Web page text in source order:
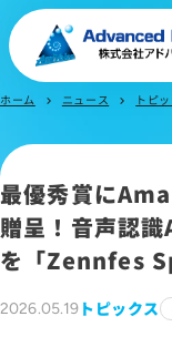
よくあるご質問
お問い合わせ
サイトマップ
サイトのご利用につ
ソーシャルメディア
ホーム chevron_right ニュース chevron_right トピ
最優秀賞に
贈呈！音声認
を「Zennfes
2026.05.19 トピックス